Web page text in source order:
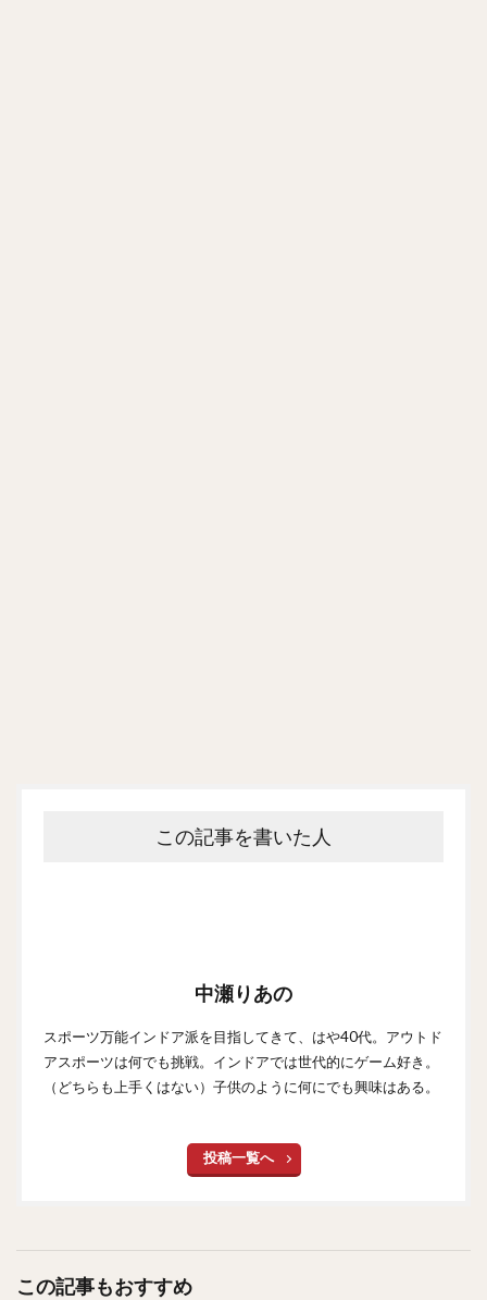
この記事を書いた人
中瀬りあの
スポーツ万能インドア派を目指してきて、はや40代。アウトド
アスポーツは何でも挑戦。インドアでは世代的にゲーム好き。
（どちらも上手くはない）子供のように何にでも興味はある。
投稿一覧へ
この記事もおすすめ